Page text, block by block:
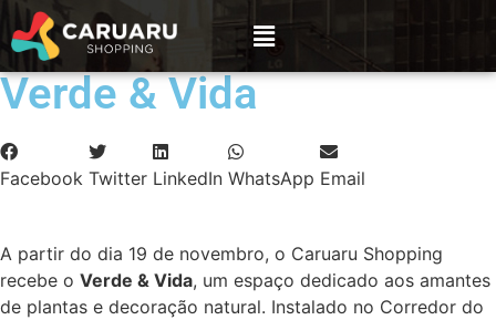
Verde & Vida
Facebook Twitter LinkedIn WhatsApp Email
A partir do dia 19 de novembro, o Caruaru Shopping
recebe o Verde & Vida, um espaço dedicado aos amantes
de plantas e decoração natural. Instalado no Corredor do